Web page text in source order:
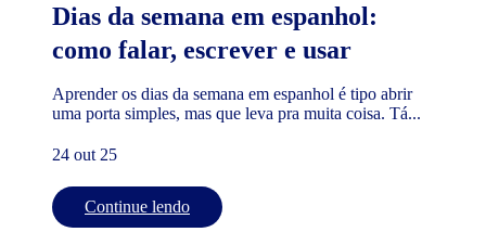
Dias da semana em espanhol:
como falar, escrever e usar
Aprender os dias da semana em espanhol é tipo abrir
uma porta simples, mas que leva pra muita coisa. Tá...
24 out 25
Continue lendo